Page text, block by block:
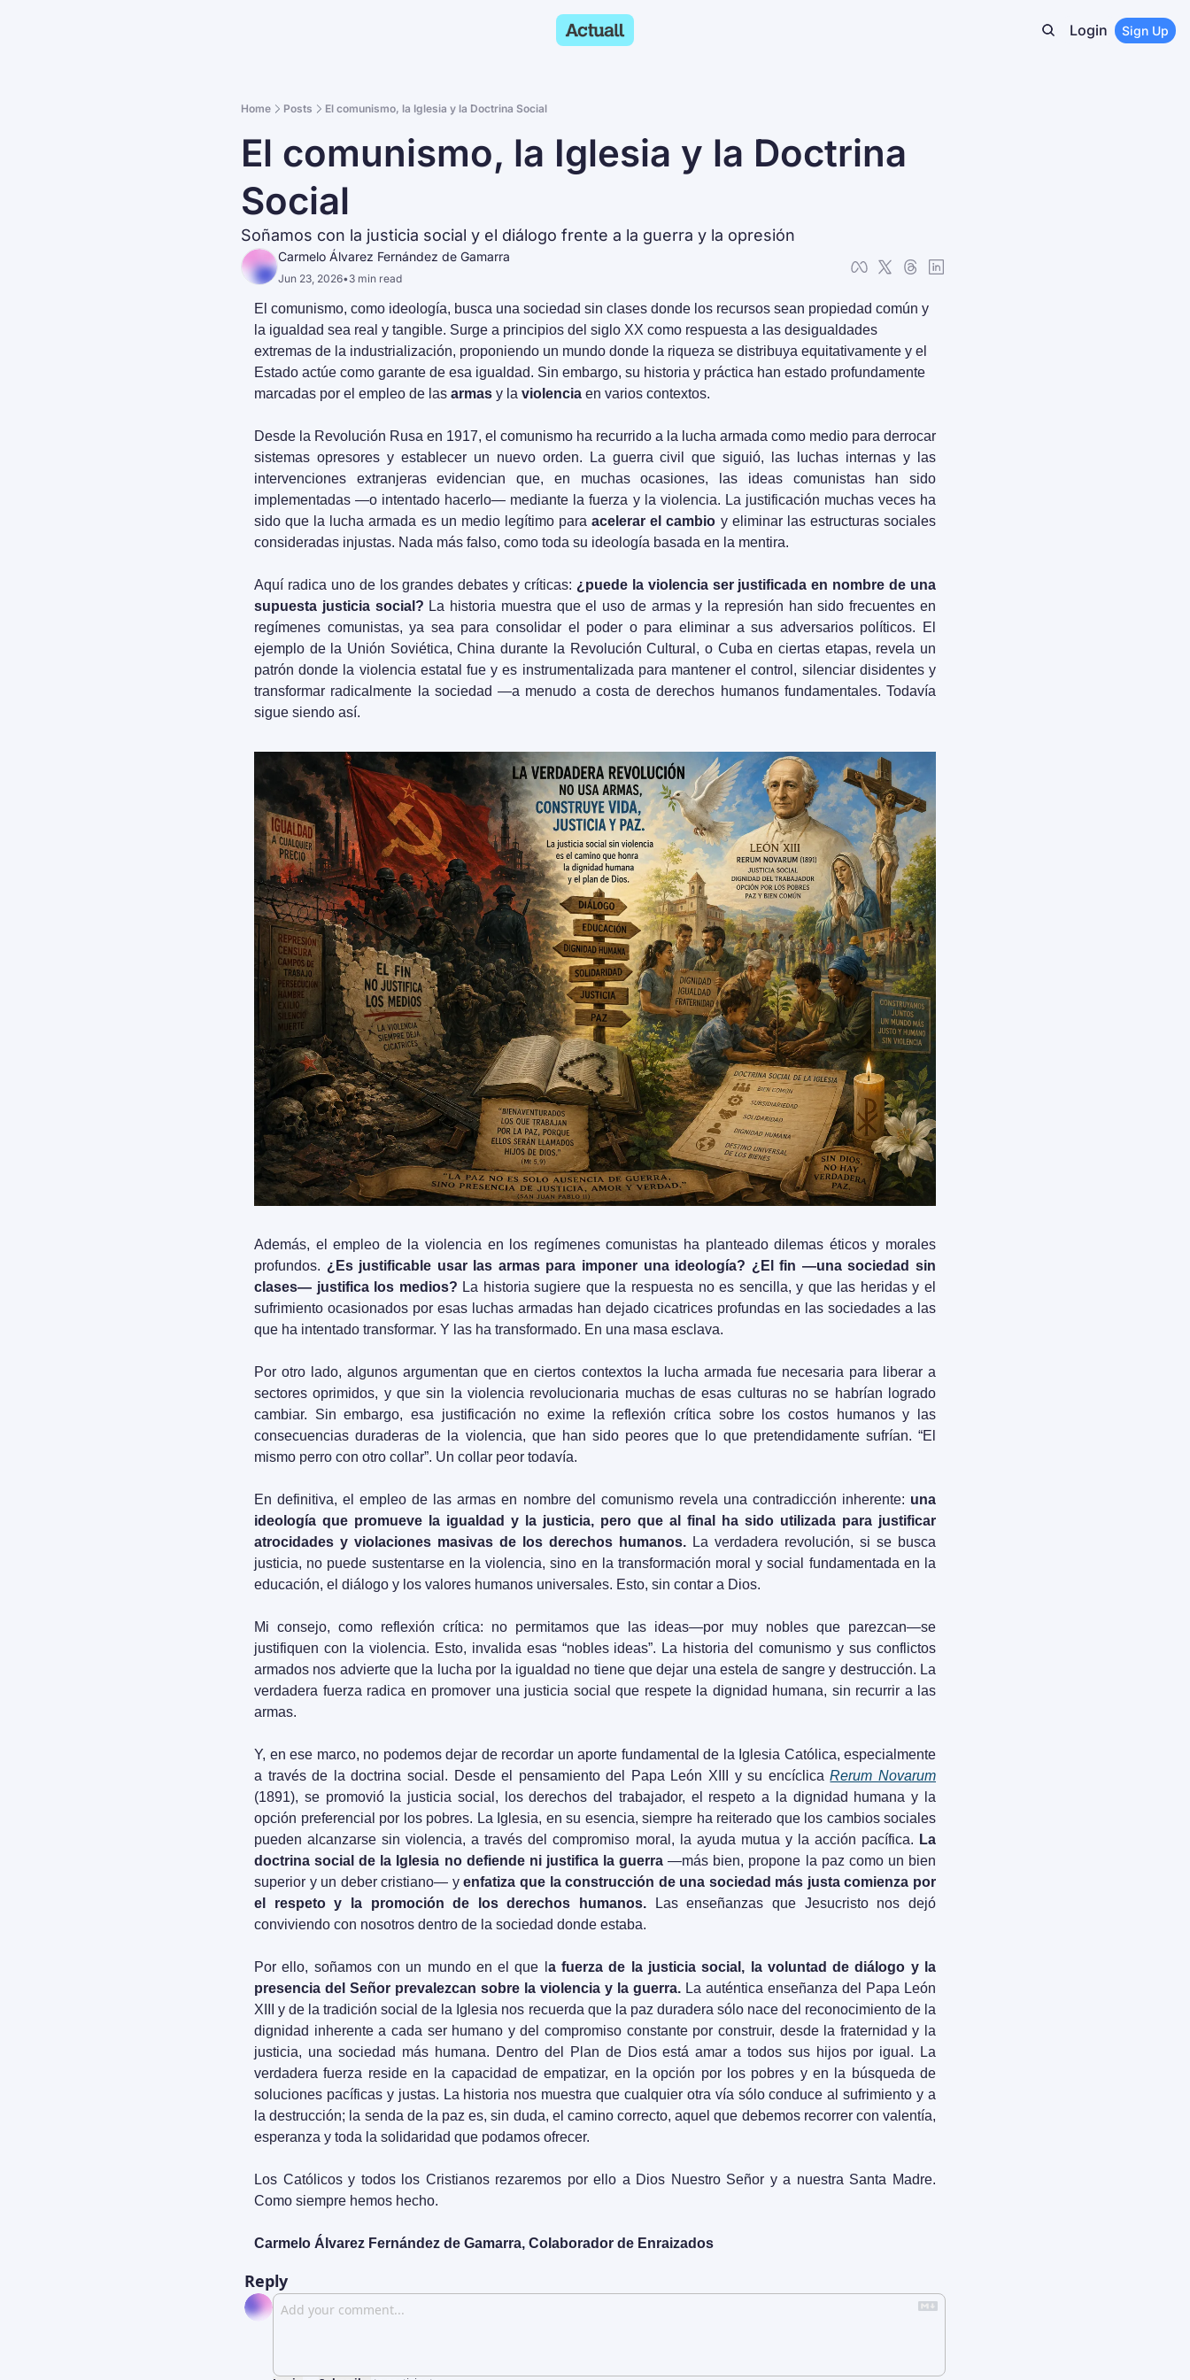
Login Sign Up
Home Posts El comunismo, la Iglesia y la Doctrina Social
El comunismo, la Iglesia y la Doctrina
Social
Soñamos con la justicia social y el diálogo frente a la guerra y la opresión
Carmelo Álvarez Fernández de Gamarra
Jun 23, 2026•3 min read
El comunismo, como ideología, busca una sociedad sin clases donde los recursos sean propiedad común y
la igualdad sea real y tangible. Surge a principios del siglo XX como respuesta a las desigualdades
extremas de la industrialización, proponiendo un mundo donde la riqueza se distribuya equitativamente y el
Estado actúe como garante de esa igualdad. Sin embargo, su historia y práctica han estado profundamente
marcadas por el empleo de las armas y la violencia en varios contextos.
Desde la Revolución Rusa en 1917, el comunismo ha recurrido a la lucha armada como medio para derrocar
sistemas opresores y establecer un nuevo orden. La guerra civil que siguió, las luchas internas y las
intervenciones extranjeras evidencian que, en muchas ocasiones, las ideas comunistas han sido
implementadas —o intentado hacerlo— mediante la fuerza y la violencia. La justificación muchas veces ha
sido que la lucha armada es un medio legítimo para acelerar el cambio y eliminar las estructuras sociales
consideradas injustas. Nada más falso, como toda su ideología basada en la mentira.
Aquí radica uno de los grandes debates y críticas: ¿puede la violencia ser justificada en nombre de una
supuesta justicia social? La historia muestra que el uso de armas y la represión han sido frecuentes en
regímenes comunistas, ya sea para consolidar el poder o para eliminar a sus adversarios políticos. El
ejemplo de la Unión Soviética, China durante la Revolución Cultural, o Cuba en ciertas etapas, revela un
patrón donde la violencia estatal fue y es instrumentalizada para mantener el control, silenciar disidentes y
transformar radicalmente la sociedad —a menudo a costa de derechos humanos fundamentales. Todavía
sigue siendo así.
Además, el empleo de la violencia en los regímenes comunistas ha planteado dilemas éticos y morales
profundos. ¿Es justificable usar las armas para imponer una ideología? ¿El fin —una sociedad sin
clases— justifica los medios? La historia sugiere que la respuesta no es sencilla, y que las heridas y el
sufrimiento ocasionados por esas luchas armadas han dejado cicatrices profundas en las sociedades a las
que ha intentado transformar. Y las ha transformado. En una masa esclava.
Por otro lado, algunos argumentan que en ciertos contextos la lucha armada fue necesaria para liberar a
sectores oprimidos, y que sin la violencia revolucionaria muchas de esas culturas no se habrían logrado
cambiar. Sin embargo, esa justificación no exime la reflexión crítica sobre los costos humanos y las
consecuencias duraderas de la violencia, que han sido peores que lo que pretendidamente sufrían. “El
mismo perro con otro collar”. Un collar peor todavía.
En definitiva, el empleo de las armas en nombre del comunismo revela una contradicción inherente: una
ideología que promueve la igualdad y la justicia, pero que al final ha sido utilizada para justificar
atrocidades y violaciones masivas de los derechos humanos. La verdadera revolución, si se busca
justicia, no puede sustentarse en la violencia, sino en la transformación moral y social fundamentada en la
educación, el diálogo y los valores humanos universales. Esto, sin contar a Dios.
Mi consejo, como reflexión crítica: no permitamos que las ideas—por muy nobles que parezcan—se
justifiquen con la violencia. Esto, invalida esas “nobles ideas”. La historia del comunismo y sus conflictos
armados nos advierte que la lucha por la igualdad no tiene que dejar una estela de sangre y destrucción. La
verdadera fuerza radica en promover una justicia social que respete la dignidad humana, sin recurrir a las
armas.
Y, en ese marco, no podemos dejar de recordar un aporte fundamental de la Iglesia Católica, especialmente
a través de la doctrina social. Desde el pensamiento del Papa León XIII y su encíclica Rerum Novarum
(1891), se promovió la justicia social, los derechos del trabajador, el respeto a la dignidad humana y la
opción preferencial por los pobres. La Iglesia, en su esencia, siempre ha reiterado que los cambios sociales
pueden alcanzarse sin violencia, a través del compromiso moral, la ayuda mutua y la acción pacífica. La
doctrina social de la Iglesia no defiende ni justifica la guerra —más bien, propone la paz como un bien
superior y un deber cristiano— y enfatiza que la construcción de una sociedad más justa comienza por
el respeto y la promoción de los derechos humanos. Las enseñanzas que Jesucristo nos dejó
conviviendo con nosotros dentro de la sociedad donde estaba.
Por ello, soñamos con un mundo en el que l a fuerza de la justicia social, la voluntad de diálogo y la
presencia del Señor prevalezcan sobre la violencia y la guerra. La auténtica enseñanza del Papa León
XIII y de la tradición social de la Iglesia nos recuerda que la paz duradera sólo nace del reconocimiento de la
dignidad inherente a cada ser humano y del compromiso constante por construir, desde la fraternidad y la
justicia, una sociedad más humana. Dentro del Plan de Dios está amar a todos sus hijos por igual. La
verdadera fuerza reside en la capacidad de empatizar, en la opción por los pobres y en la búsqueda de
soluciones pacíficas y justas. La historia nos muestra que cualquier otra vía sólo conduce al sufrimiento y a
la destrucción; la senda de la paz es, sin duda, el camino correcto, aquel que debemos recorrer con valentía,
esperanza y toda la solidaridad que podamos ofrecer.
Los Católicos y todos los Cristianos rezaremos por ello a Dios Nuestro Señor y a nuestra Santa Madre.
Como siempre hemos hecho.
Carmelo Álvarez Fernández de Gamarra, Colaborador de Enraizados
Reply